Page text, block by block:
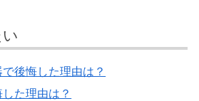
後悔した理由は？
た理由は？